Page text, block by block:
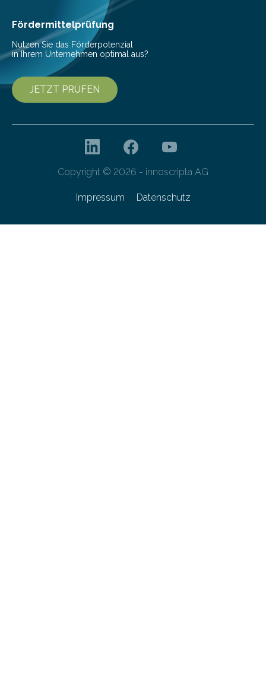
Ergebnisse wurden in…
Fördermittelprüfung
Nutzen Sie das Förderpotenzial
in Ihrem Unternehmen optimal aus?
JETZT PRÜFEN
Copyright © 2026 - innoscripta AG
Impressum Datenschutz